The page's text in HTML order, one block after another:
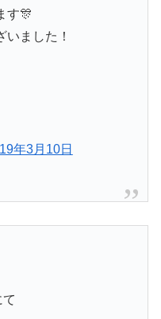
す🎊
ました！
年3月10日